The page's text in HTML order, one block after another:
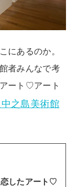
にあるのか。
者みんなで考
ート♡アート
之島美術館
したアート♡